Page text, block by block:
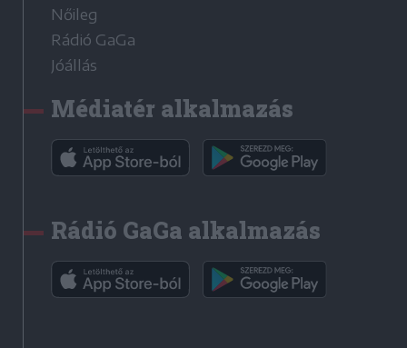
Nőileg
Rádió GaGa
Jóállás
Médiatér alkalmazás
Rádió GaGa alkalmazás